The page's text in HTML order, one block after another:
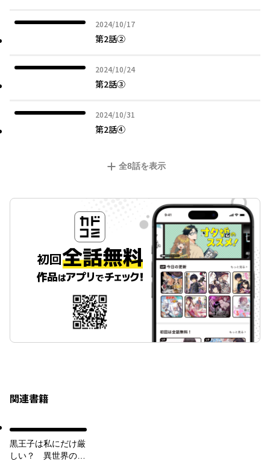
2024/10/17
2024年10月17日
第2話②
2024/10/24
2024年10月24日
第2話③
2024/10/31
2024年10月31日
第2話④
全8話を表示
関連書籍
黒王子は私にだけ厳
しい？ 異世界の聖